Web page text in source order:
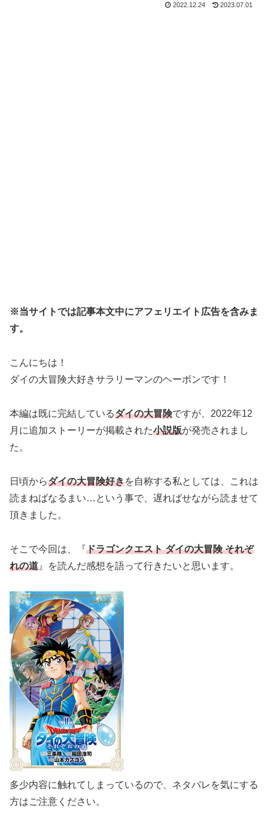
2022.12.24 2023.07.01
※当サイトでは記事本文中にアフェリエイト広告を含みま
す。
こんにちは！
ダイの大冒険大好きサラリーマンのヘーボンです！
本編は既に完結しているダイの大冒険ですが、2022年12
月に追加ストーリーが掲載された小説版が発売されまし
た。
日頃からダイの大冒険好きを自称する私としては、これは
読まねばなるまい…という事で、遅ればせながら読ませて
頂きました。
そこで今回は、『ドラゴンクエスト ダイの大冒険 それぞ
れの道 』を読んだ感想を語って行きたいと思います。
多少内容に触れてしまっているので、ネタバレを気にする
方はご注意ください。